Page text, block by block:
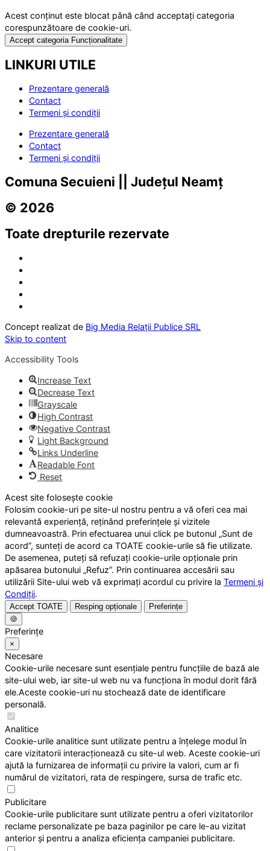
Acest conținut este blocat până când acceptați categoria
corespunzătoare de cookie-uri.
Accept categoria Funcționalitate
LINKURI UTILE
Prezentare generală
Contact
Termeni și condiții
Prezentare generală
Contact
Termeni și condiții
Comuna Secuieni || Județul Neamț
© 2026
Toate drepturile rezervate
Concept realizat de Big Media Relații Publice SRL
Skip to content
Accessibility Tools
Increase Text
Decrease Text
Grayscale
High Contrast
Negative Contrast
Light Background
Links Underline
Readable Font
Reset
Acest site folosește cookie
Folosim cookie-uri pe site-ul nostru pentru a vă oferi cea mai
relevantă experiență, reținând preferințele și vizitele
dumneavoastră. Prin efectuarea unui click pe butonul „Sunt de
acord”, sunteți de acord ca TOATE cookie-urile să fie utilizate.
De asemenea, puteți să refuzați cookie-urile opționale prin
apăsarea butonului „Refuz”. Prin continuarea accesării sau
utilizării Site-ului web vă exprimați acordul cu privire la Termeni și
Condiții.
Accept TOATE Resping opționale
Preferințe
🍪
Preferințe
×
Necesare
Cookie-urile necesare sunt esențiale pentru funcțiile de bază ale
site-ului web, iar site-ul web nu va funcționa în modul dorit fără
ele.Aceste cookie-uri nu stochează date de identificare
personală.
Analitice
Cookie-urile analitice sunt utilizate pentru a înțelege modul în
care vizitatorii interacționează cu site-ul web. Aceste cookie-uri
ajută la furnizarea de informații cu privire la valori, cum ar fi
numărul de vizitatori, rata de respingere, sursa de trafic etc.
Publicitare
Cookie-urile publicitare sunt utilizate pentru a oferi vizitatorilor
reclame personalizate pe baza paginilor pe care le-au vizitat
anterior și pentru a analiza eficiența campaniei publicitare.